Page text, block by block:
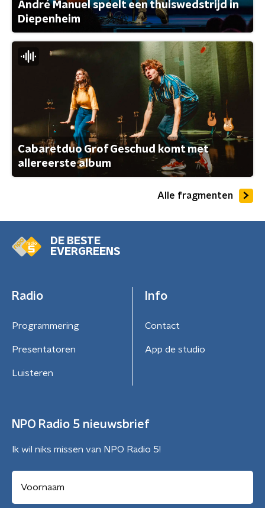
André Manuel speelt een thuiswedstrijd in
Diepenheim
Cabaretduo Grof Geschud komt met
allereerste album
Alle fragmenten
DE BESTE
EVERGREENS
Radio
Programmering
Presentatoren
Luisteren
Info
Contact
App de studio
NPO Radio 5 nieuwsbrief
Ik wil niks missen van NPO Radio 5!